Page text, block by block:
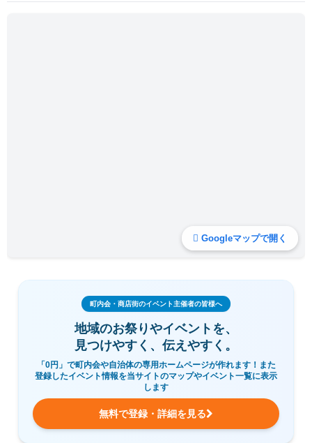
Googleマップで開く
町内会・商店街のイベント主催者の皆様へ
地域のお祭りやイベントを、
見つけやすく、伝えやすく。
「0円」で町内会や自治体の専用ホームページが作れます！また
登録したイベント情報を当サイトのマップやイベント一覧に表示
します
無料で登録・詳細を見る